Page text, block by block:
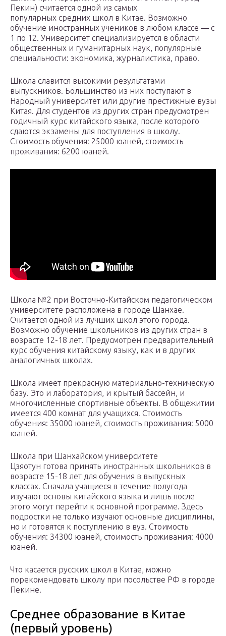
Пекин) считается одной из самых
популярных средних школ в Китае. Возможно
обучение иностранных учеников в любом классе — с
1 по 12. Университет специализируется в области
общественных и гуманитарных наук, популярные
специальности: экономика, журналистика, право.
Школа славится высокими результатами
выпускников. Большинство из них поступают в
Народный университет или другие престижные вузы
Китая. Для студентов из других стран предусмотрен
годичный курс китайского языка, после которого
сдаются экзамены для поступления в школу.
Стоимость обучения: 25000 юаней, стоимость
проживания: 6200 юаней.
Школа №2 при Восточно-Китайском педагогическом
университете расположена в городе Шанхае.
Считается одной из лучших школ этого города.
Возможно обучение школьников из других стран в
возрасте 12-18 лет. Предусмотрен предварительный
курс обучения китайскому языку, как и в других
аналогичных школах.
Школа имеет прекрасную материально-техническую
базу. Это и лаборатория, и крытый бассейн, и
многочисленные спортивные объекты. В общежитии
имеется 400 комнат для учащихся. Стоимость
обучения: 35000 юаней, стоимость проживания: 5000
юаней.
Школа при Шанхайском университете
Цзяотун готова принять иностранных школьников в
возрасте 15-18 лет для обучения в выпускных
классах. Сначала учащиеся в течение полугода
изучают основы китайского языка и лишь после
этого могут перейти к основной программе. Здесь
подростки не только изучают основные дисциплины,
но и готовятся к поступлению в вуз. Стоимость
обучения: 34300 юаней, стоимость проживания: 4000
юаней.
Что касается русских школ в Китае, можно
порекомендовать школу при посольстве РФ в городе
Пекине.
Среднее образование в Китае
(первый уровень)